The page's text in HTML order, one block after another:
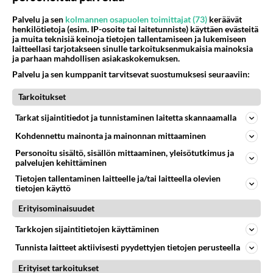
Ketjusta on poistettu0sääntöjenvastaista viestiä.
Takaisin ylös
LUETUIMMAT KESKUSTELUT
kenen näköinen
kaivattusi on ?
07.08.2026 16:24
Ikävä
54
970
Muistatko Mikkelin panttivankidraaman?
07.08.2026 07:39
Maailman menoa
69
761
Iäkäs Jämsäläinen mies kuoli poliisiautoon matkalla Jyväskylän putkaan
65
755
Palvelu ja sen kolmannen osapuolen toimittajat (73) keräävät
henkilötietoja (esim. IP-osoite tai laitetunniste) käyttäen evästeitä
ja muita teknisiä keinoja tietojen tallentamiseen ja lukemiseen
laitteellasi tarjotakseen sinulle tarkoituksenmukaisia mainoksia
ja parhaan mahdollisen asiakaskokemuksen.
Palvelu ja sen kumppanit tarvitsevat suostumuksesi seuraaviin:
Tarkoitukset
Tarkat sijaintitiedot ja tunnistaminen laitetta skannaamalla
Kohdennettu mainonta ja mainonnan mittaaminen
Personoitu sisältö, sisällön mittaaminen, yleisötutkimus ja
palvelujen kehittäminen
Tietojen tallentaminen laitteelle ja/tai laitteella olevien
tietojen käyttö
Erityisominaisuudet
Tarkkojen sijaintitietojen käyttäminen
Tunnista laitteet aktiivisesti pyydettyjen tietojen perusteella
Erityiset tarkoitukset